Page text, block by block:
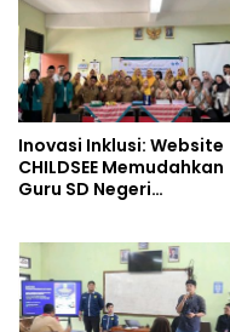
Inovasi Inklusi: Website
CHILDSEE Memudahkan
Guru SD Negeri
Berkebutuhan Khusus